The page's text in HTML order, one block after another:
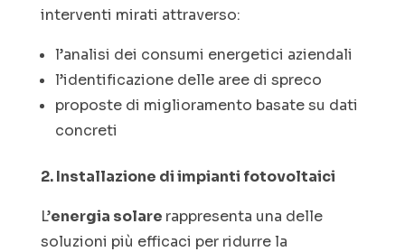
interventi mirati attraverso:
l’analisi dei consumi energetici aziendali
l’identificazione delle aree di spreco
proposte di miglioramento basate su dati
concreti
2. Installazione di impianti fotovoltaici
L’energia solare rappresenta una delle
soluzioni più efficaci per ridurre la